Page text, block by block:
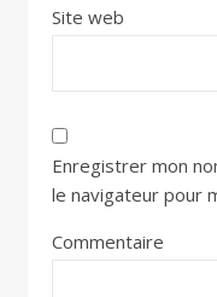
Site web
Enregistrer mon
le navigateur pour
Commentaire